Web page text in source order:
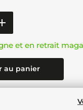
et en retrait
au panier